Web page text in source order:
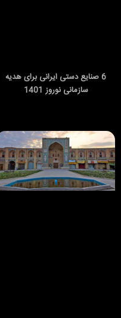
6 صنایع دستی ایرانی برای هدیه
سازمانی نوروز 1401